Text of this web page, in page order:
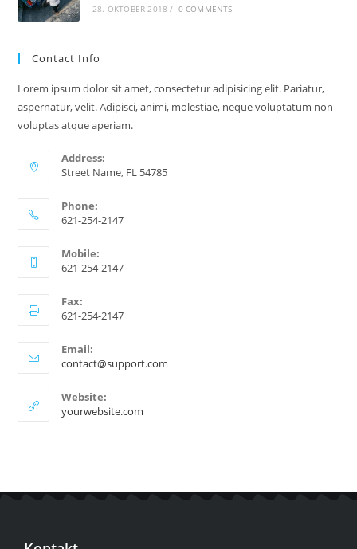
28. OKTOBER 2018 / 0 COMMENTS
Contact Info
Lorem ipsum dolor sit amet, consectetur adipisicing elit. Pariatur,
aspernatur, velit. Adipisci, animi, molestiae, neque voluptatum non
voluptas atque aperiam.
Address:
Street Name, FL 54785
Phone:
621-254-2147
Mobile:
621-254-2147
Fax:
621-254-2147
Email:
contact@support.com
Website:
yourwebsite.com